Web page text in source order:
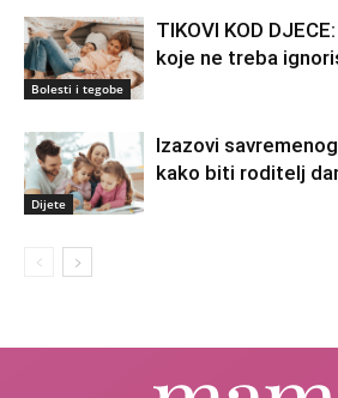
Bolesti i tegobe
TIKOVI KOD
koje ne treba
Dijete
Izazovi
kako biti roditelj